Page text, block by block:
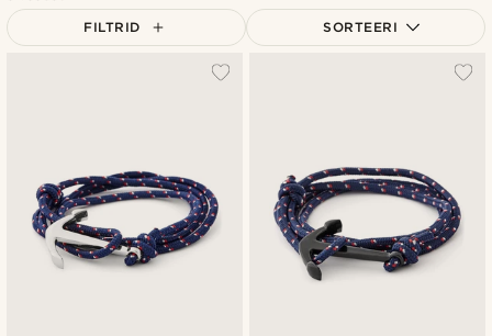
FILTRID SORTEERI
Kõrgeim hind